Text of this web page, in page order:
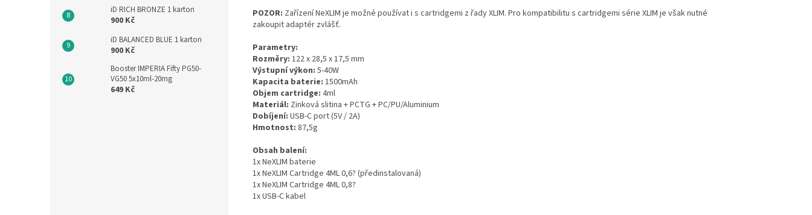
iD RICH BRONZE 1 karton
900 Kč
iD BALANCED BLUE 1 karton
900 Kč
Booster IMPERIA Fifty PG50-
VG50 5x10ml-20mg
649 Kč
POZOR: Zařízení NeXLIM je možné používat i s cartridgemi z řady XLIM. Pro kompatibilitu s cartridgemi série XLIM je však nutné
zakoupit adaptér zvlášť.
Parametry:
Rozměry: 122 x 28,5 x 17,5 mm
Výstupní výkon: 5-40W
Kapacita baterie: 1500mAh
Objem cartridge: 4ml
Materiál: Zinková slitina + PCTG + PC/PU/Aluminium
Dobíjení: USB-C port (5V / 2A)
Hmotnost: 87,5g
Obsah balení:
1x NeXLIM baterie
1x NeXLIM Cartridge 4ML 0,6? (předinstalovaná)
1x NeXLIM Cartridge 4ML 0,8?
1x USB-C kabel